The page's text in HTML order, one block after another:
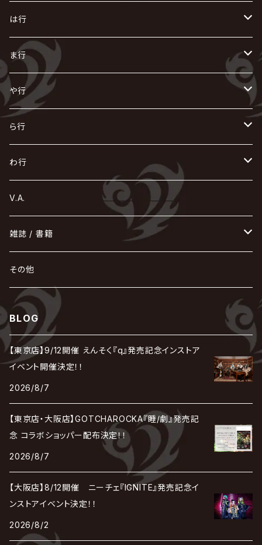
ACME / アクメ
浅葱 / ASAGI
Azavana
Acid Black Cherry
アリス九號. / ALICE NINE. / A9
有村竜太朗
Initial'L
INORAN
イビツ マル
色々な十字架
168 / 葵-168-
Waive
Versailles
Verde/
UCHUSENTAI:NOIZ / 宇宙戦隊NOIZ
ACE OF SPADES
X JAPAN
LSN / The LEGENDARY SIX NINE
LM.C
お
AURORIZE
OFIAM
陰陽座
GACKT
KAKUMAY
CASCADE
the GazettE
GOTCHAROCKA
cali≠gari
河村隆一
キズ
KiD
gives
ギャロ
KIRITO / キリト
己龍
Crack6
グラビティ
GRIMOIRE
GLAY
黒夢
け
[ kei ] / 圭
仮病
Kra
こ
GOATBED
ゴールデンボンバー
The THIRTEEN
Psycho le Cému
櫻井敦司
さくら前線
XANVALA
Zeke Deux
Z CLEAR
SEESAW
J
ジグソウ
シド
JAKIGAN MEISTER
Chanty
Janne Da Arc
sugar
Jupiter
JILUKA
す
Z CLEAR
超ジャシー
Scarlet Valse
SPLENDID GOD GIRAFFE
SLAPSLY / CHIYU
せ
ゼラ
零[Hz]
そ
SOPHIA
ZOMBIE / ぞんび
DASEIN
DAIGO
ダウト
TAKURO
逹瑯
DAVID / SUI / 縁
DARRELL
ち
CHAQLA.
つ
て
D
DIAURA
DIR EN GREY
DEXCORE
TAKE NO BREAK
DEZERT
deadman
DEVILOOF
DuelJewel
D'ERLANGER
と
東京花嫁
Tourbillon
Toshi
Dolly
TЯicKY
な
NIGHTMARE
NAZARE
に
NiEL
NICOLAS
ぬ
nurié
ね
NETH PRIERE CAIN
NEVERLAND
の
NoGoD
NOCTURNAL BLOODLUST
は行
は
heidi.
H.U.G
薔薇の宮殿
BAROQUE
ひ
HERO
美炎-BIEN-
hide with Spread Beaver / hide
HIDE-ZOU
ビバラッシュ
ふ
Far East Dizain
Fatüm
Plastic Tree
Frantic EMIRY
Blu-BiLLioN
BULL FIELD
BREAKERZ
BLAZE
へ
BabyKingdom
THE BEETHOVEN
ベル
HELLBROTH / ヘルブロス
The Benjamin
ほ
POIDOL
HOLLOWGRAM
ま行
ま
THE MICRO HEAD 4N'S
MAO / マオ from SID
MUSCLE ATTACK
マツタケワークス
摩天楼オペラ
THE MADNA
MAMA.
まみれた / MAMIRETA
MALICE MIZER
み
未完成アリス
ミスイ
MIYAVI
美良政次
MIRAGE
む
MUCC / ムック
め
メトロノーム
MERRY / メリー
も
THE MORTAL
MORRIE
最上川司
や行
や
ヤミテラ / 外道反逆者ヤミテラ
ゆ
YUKIYA / 藤田幸也
ユナイト
よ
ら行
ら
rice
Rides In ReVellion
Luv PARADE
La'veil MizeriA
LAB.THE BASEMENT / ラボ ザ ベヰスメント
り
Leetspeak monsters
Ricky
LEZARD
RENAME
LIBRAVEL / リブラヴェル
Lill
RE:INa
る
Ruiza
Lucy
LUNA SEA
れ
0.1gの誤算
the Raid.
REIGN
RAZOR
LSN / The LEGENDARY SIX NINE
ろ
Royz
Rorschach.inc
ロマン急行
わ行
わ
wyse
我が為
V.A.
雑誌 / 書籍
hévn
ROCK AND READ
その他
BLOG
【東京店】9/12開催 えんそく『q』発売記念インストア
イベント開催決定！！
2026/8/7
【東京店・大阪店】GOTCHAROCKA『睡/劇』発売記
念 コラボショッパー配布決定！！
2026/8/7
【大阪店】8/12開催 ニーチェ『IGNITE』発売記念イ
ンストアイベント決定！！
2026/8/2